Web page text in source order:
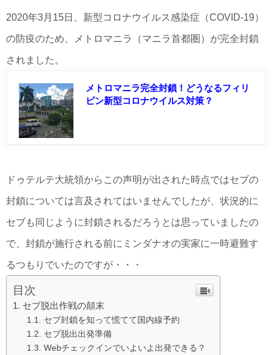
2020年3月15日、新型コロナウイルス感染症（COVID-19）
の防疫のため、メトロマニラ（マニラ首都圏）が完全封鎖
されました。
メトロマニラ完全封鎖！どうなるフィリ
ピン新型コロナウイルス対策？
ドゥテルテ大統領からこの声明が出された時点ではセブの
封鎖については言及されてはいませんでしたが、状況的に
セブも同じように封鎖されるだろうとは思っていましたの
で、封鎖が施行される前にミンダナオの実家に一時避難す
るつもりでいたのですが・・・
目次
セブ脱出作戦の顛末
セブ封鎖を知って慌てて国内線予約
セブ脱出出発準備
Webチェックインでいよいよ出発できる？